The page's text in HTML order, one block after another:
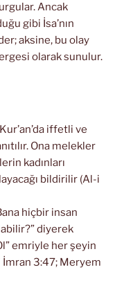
Ancak
gibi İsa’nın
aksine, bu olay
olarak sunulur.
iffetli ve
Ona melekler
kadınları
bildirilir (Al-i
hiçbir insan
diyerek
emriyle her şeyin
3:47; Meryem